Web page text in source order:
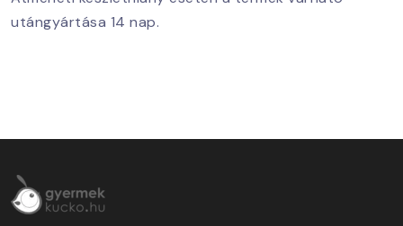
utángyártása 14 nap.